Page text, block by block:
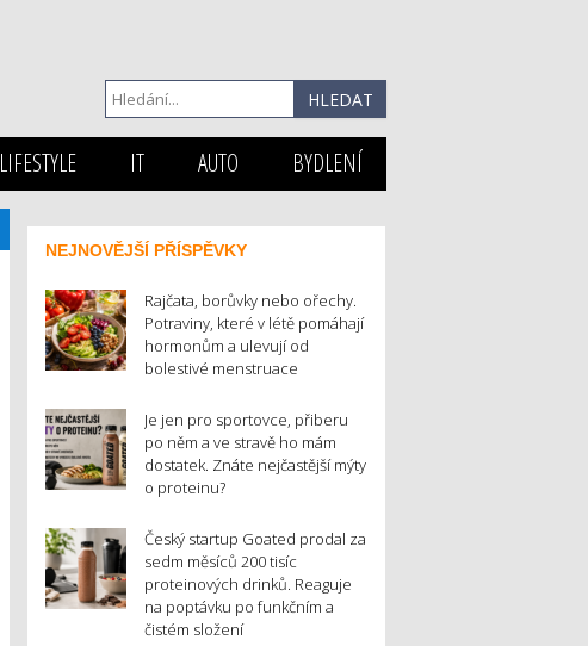
LIFESTYLE IT AUTO BYDLENÍ
NEJNOVĚJŠÍ PŘÍSPĚVKY
Rajčata, borůvky nebo ořechy.
Potraviny, které v létě pomáhají
hormonům a ulevují od
bolestivé menstruace
Je jen pro sportovce, přiberu
po něm a ve stravě ho mám
dostatek. Znáte nejčastější mýty
o proteinu?
Český startup Goated prodal za
sedm měsíců 200 tisíc
proteinových drinků. Reaguje
na poptávku po funkčním a
čistém složení